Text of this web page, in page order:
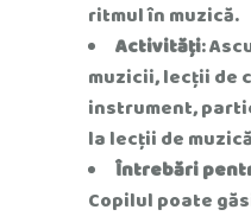
ritmul în muzică.
Activități:
muzicii, lecții de
instrument,
la lecții de
Întrebări
Copilul poate